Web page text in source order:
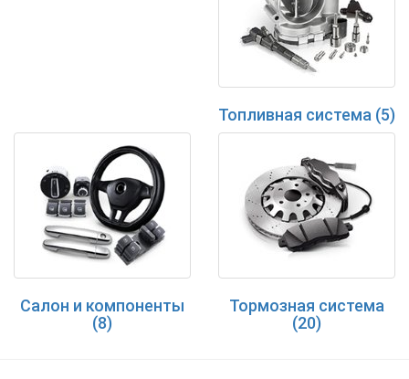
Топливная система (5)
Салон и компоненты
(8)
Тормозная система
(20)